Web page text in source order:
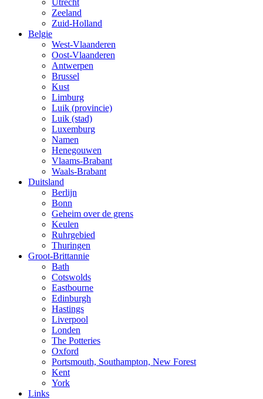
Utrecht
Zeeland
Zuid-Holland
Belgie
West-Vlaanderen
Oost-Vlaanderen
Antwerpen
Brussel
Kust
Limburg
Luik (provincie)
Luik (stad)
Luxemburg
Namen
Henegouwen
Vlaams-Brabant
Waals-Brabant
Duitsland
Berlijn
Bonn
Geheim over de grens
Keulen
Ruhrgebied
Thuringen
Groot-Brittannie
Bath
Cotswolds
Eastbourne
Edinburgh
Hastings
Liverpool
Londen
The Potteries
Oxford
Portsmouth, Southampton, New Forest
Kent
York
Links